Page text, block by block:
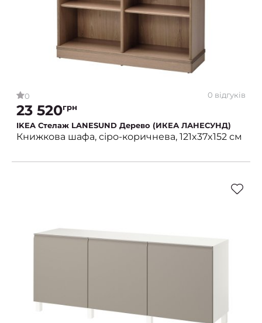
0 0 відгуків
23 520грн
IKEA Стелаж LANESUND Дерево (ИКЕА ЛАНЕСУНД)
Книжкова шафа, сіро-коричнева, 121x37x152 см